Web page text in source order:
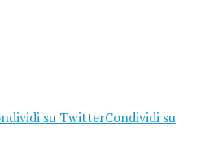
su TwitterCondividi su